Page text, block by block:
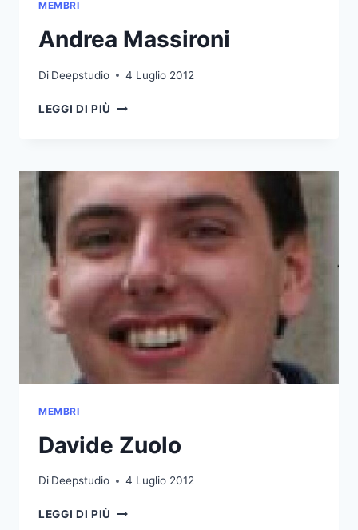
MEMBRI
Andrea Massironi
Di Deepstudio 4 Luglio 2012
LEGGI DI PIÙ ANDREA
MEMBRI
Davide Zuolo
Di Deepstudio 4 Luglio 2012
LEGGI DI PIÙ DAVIDE